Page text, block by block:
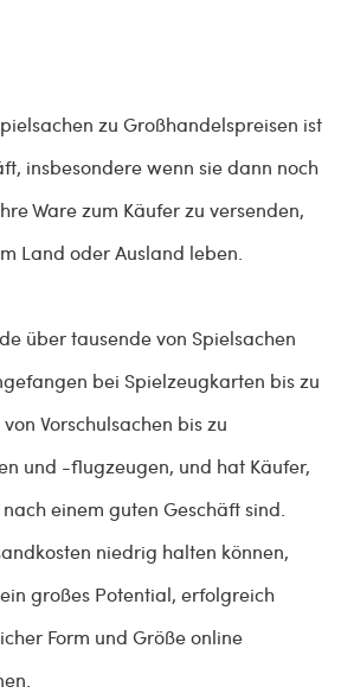
zu Großhandelspreisen ist
insbesondere wenn sie dann noch
Ware zum Käufer zu versenden,
Land oder Ausland leben.
über tausende von Spielsachen
bei Spielzeugkarten bis zu
Vorschulsachen bis zu
und -flugzeugen, und hat Käufer,
einem guten Geschäft sind.
niedrig halten können,
großes Potential, erfolgreich
Form und Größe online